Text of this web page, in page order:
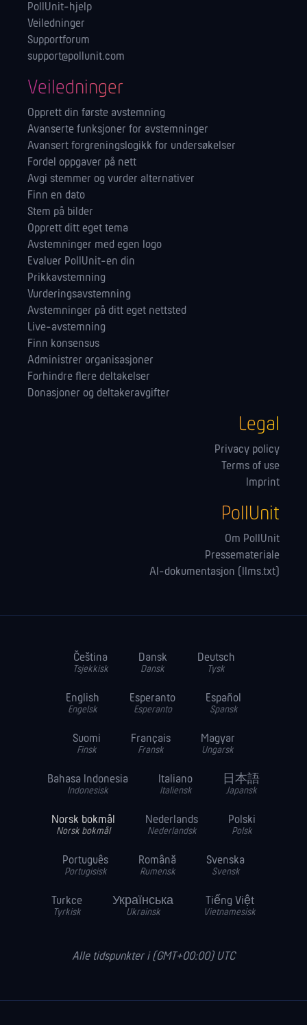
PollUnit-hjelp
Veiledninger
Supportforum
support@pollunit.com
Veiledninger
Opprett din første avstemning
Avanserte funksjoner for avstemninger
Avansert forgreningslogikk for undersøkelser
Fordel oppgaver på nett
Avgi stemmer og vurder alternativer
Finn en dato
Stem på bilder
Opprett ditt eget tema
Avstemninger med egen logo
Evaluer PollUnit-en din
Prikkavstemning
Vurderingsavstemning
Avstemninger på ditt eget nettsted
Live-avstemning
Finn konsensus
Administrer orga­nisasjoner
Forhindre flere deltakelser
Donasjoner og deltakeravgifter
Legal
Privacy policy
Terms of use
Imprint
PollUnit
Om PollUnit
Pressemateriale
AI-dokumentasjon (llms.txt)
Čeština
Tsjekkisk
Dansk
Dansk
Deutsch
Tysk
English
Engelsk
Esperanto
Esperanto
Español
Spansk
Suomi
Finsk
Français
Fransk
Magyar
Ungarsk
Bahasa Indonesia
Indonesisk
Italiano
Italiensk
日本語
Japansk
Norsk bokmål
Norsk bokmål
Nederlands
Nederlandsk
Polski
Polsk
Português
Portugisisk
Română
Rumensk
Svenska
Svensk
Turkce
Tyrkisk
Українська
Ukrainsk
Tiếng Việt
Vietnamesisk
Alle tidspunkter i (GMT+00:00) UTC